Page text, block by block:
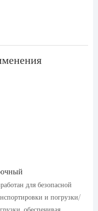
для безопасной
и погрузки/